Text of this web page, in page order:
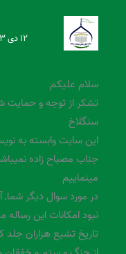
۱۲ دی ۱۴۰۳ در ۶:۰۳ ب.ظ
سلام علیکم
تشکر از توجه و حمایت
سنگلاخ
این سایت وابسته به
جناب مصباح زاده
مینماییم
در مورد سوال دیگر
نبود امکانات این رساله
تاریخ تشیع هزاران